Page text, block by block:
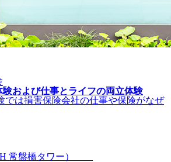
および仕事とライフの両立体験
では損害保険会社の仕事や保険がなぜ
常盤橋タワー）